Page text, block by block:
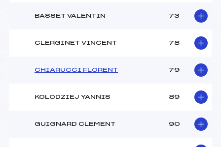
BASSET VALENTIN 73
CLERGINET VINCENT 78
CHIARUCCI FLORENT 79
KOLODZIEJ YANNIS 89
GUIGNARD CLEMENT 90